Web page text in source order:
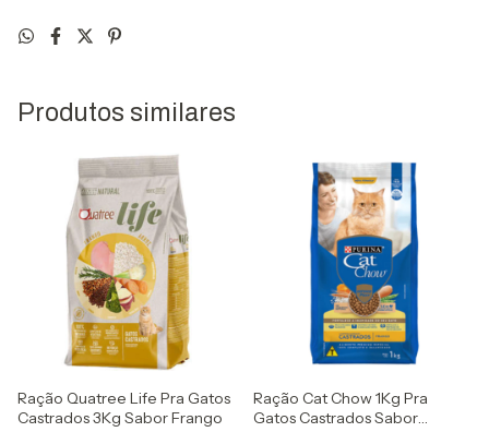
Produtos similares
Ração Quatree Life Pra Gatos
Castrados 3Kg Sabor Frango
Ração Cat Chow 1Kg Pra
Gatos Castrados Sabor